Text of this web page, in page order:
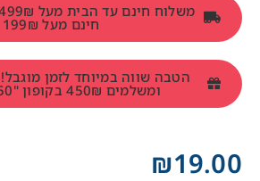
₪19.00
חינם מעל 199₪
ומשלמים 450₪ בקופון "SHILAT50"